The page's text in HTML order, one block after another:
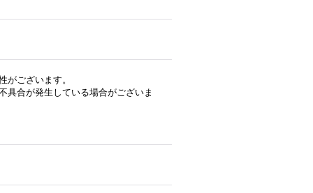
ございます。
具合が発生している場合がございま